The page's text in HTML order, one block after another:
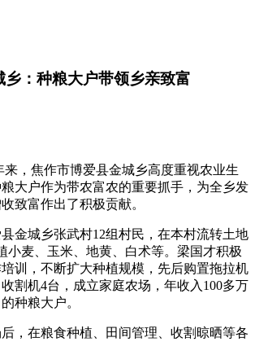
乡：种粮大户带领乡亲致富
来，焦作市博爱县金城乡高度重视农业生
大户作为带农富农的重要抓手，为全乡发
致富作出了积极贡献。
金城乡张武村12组村民，在本村流转土地
小麦、玉米、地黄、白术等。梁国才积极
训，不断扩大种植规模，先后购置拖拉机
割机4台，成立家庭农场，年收入100多万
种粮大户。
，在粮食种植、田间管理、收割晾晒等各